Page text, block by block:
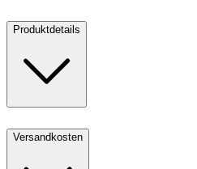
Produktdetails
Versandkosten